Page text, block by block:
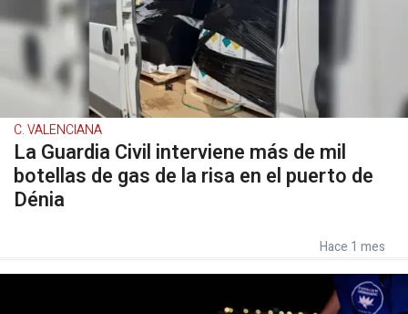
C. VALENCIANA
La Guardia Civil interviene más de mil
botellas de gas de la risa en el puerto de
Dénia
Hace 1 mes